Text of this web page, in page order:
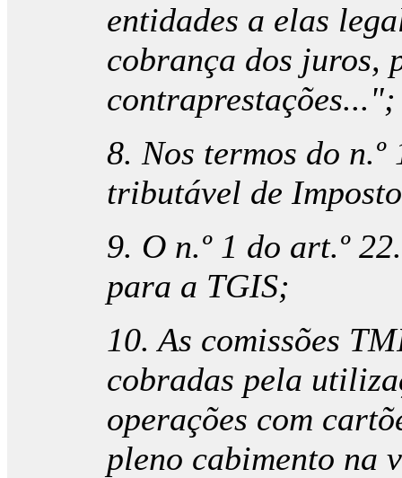
entidades a elas
cobrança dos juros,
contraprestações...";
8. Nos termos do
tributável de
9. O n.º 1 do art.º
para a TGIS;
10. As comissões
cobradas pela
operações com
pleno cabimento na